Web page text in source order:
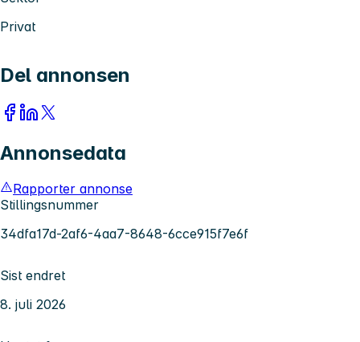
Privat
Del annonsen
Annonsedata
Rapporter annonse
Stillingsnummer
34dfa17d-2af6-4aa7-8648-6cce915f7e6f
Sist endret
8. juli 2026